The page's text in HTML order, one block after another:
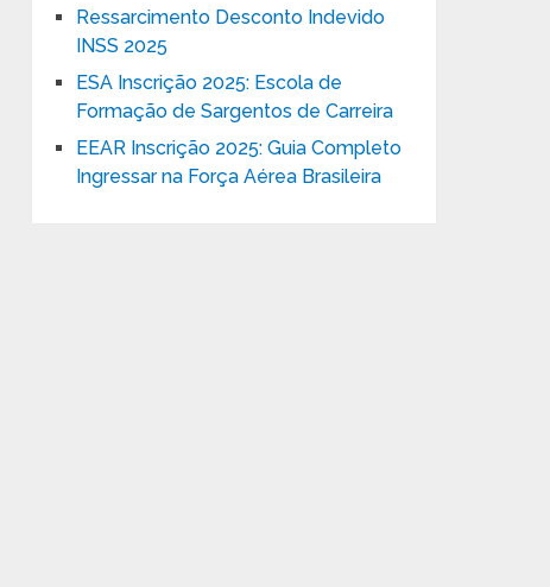
Ressarcimento Desconto Indevido
INSS 2025
ESA Inscrição 2025: Escola de
Formação de Sargentos de Carreira
EEAR Inscrição 2025: Guia Completo
Ingressar na Força Aérea Brasileira